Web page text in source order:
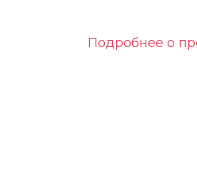
Подробнее о